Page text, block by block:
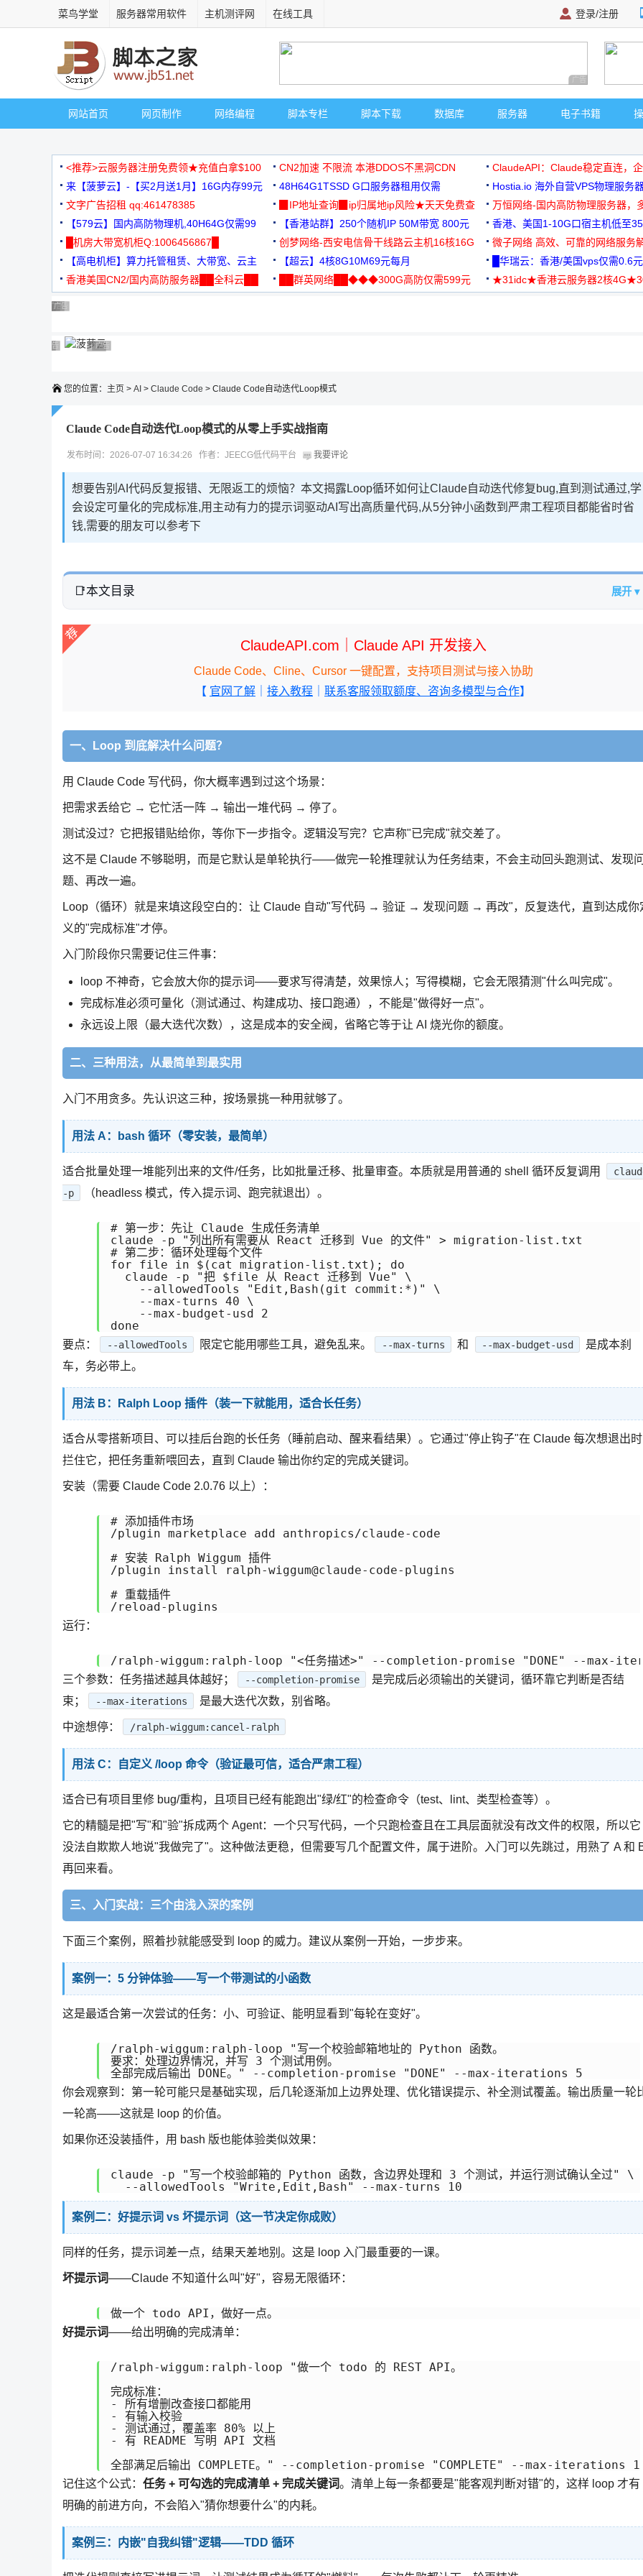
菜鸟学堂 服务器常用软件 主机测评网 在线工具 登录/注册
广告 商业广告，理
网站首页 网页制作 网络编程 脚本专栏 脚本下载 数据库 服务器 电子书籍
<推荐>云服务器注册免费领★充值白拿$100 CN2加速 不限流 本港DDOS不黑洞CDN
ClaudeAPI：Claude稳定直连，
来【菠萝云】-【买2月送1月】16G内存99元
48H64G1TSSD G口服务器租用仅需
3000+可免费测试
Hostia.io 海外自营VPS物理服务
文字广告招租 qq:461478385
▉IP地址查询▉ip归属地ip风险★天天免费查
万恒网络-国内高防物理服务器，
99元/月起
【579云】国内高防物理机,40H64G仅需99
元
【香港站群】250个随机IP 50M带宽 800元
香港、美国1-10G口宿主机低至
█机房大带宽机柜Q:1006456867█
创梦网络-西安电信骨干线路云主机16核16G
88元/月
微子网络 高效、可靠的网络服务
【高电机柜】算力托管租赁、大带宽、云主
机
【超云】4核8G10M69元每月
█华瑞云：香港/美国vps仅需0.6
香港美国CN2/国内高防服务器██全科云██
██群英网络██◆◆◆300G高防仅需599元
★31idc★香港云服务器2核
广告 商业广告，理性选择
广告 商业广告，理性选择
广告 商业广告，理性选择
广告 商业广告，理性选择
广告 商业广告，理性选择
广告 商业广告，理性选择
广告 商业广告，理性选择
广告 商业广告，理性选择广告 商业广告，理性选择
广告 商业广告，理性选择
您的位置： 主页 > AI > Claude Code > Claude Code自动迭代Loop模式
Claude Code自动迭代Loop模式的从零上手实战指南
发布时间：2026-07-07 16:34:26 作者：JEECG低代码平台 我要评论
想要告别AI代码反复报错、无限返工的烦恼？本文揭露Loop循环如何让Claude自动迭代修复bug,直到测试通过,学
会设定可量化的完成标准,用主动有力的提示词驱动AI写出高质量代码,从5分钟小函数到严肃工程项目都能省时省
钱,需要的朋友可以参考下
本文目录 展开 ▾
ClaudeAPI.com｜Claude API 开发接入
Claude Code、Cline、Cursor 一键配置，支持项目测试与接入协助
【 官网了解 接入教程 联系客服领取额度、咨询多模型与合作】
一、Loop 到底解决什么问题？
用 Claude Code 写代码，你大概率遇到过这个场景：
把需求丢给它 → 它忙活一阵 → 输出一堆代码 → 停了。
测试没过？它把报错贴给你，等你下一步指令。逻辑没写完？它声称"已完成"就交差了。
这不是 Claude 不够聪明，而是它默认是单轮执行——做完一轮推理就认为任务结束，不会主动回头跑测试、发现
题、再改一遍。
Loop（循环）就是来填这段空白的：让 Claude 自动"写代码 → 验证 → 发现问题 → 再改"，反复迭代，直到达成你
义的"完成标准"才停。
入门阶段你只需要记住三件事：
loop 不神奇，它会放大你的提示词——要求写得清楚，效果惊人；写得模糊，它会无限猜测"什么叫完成"。
完成标准必须可量化（测试通过、构建成功、接口跑通），不能是"做得好一点"。
永远设上限（最大迭代次数），这是成本的安全阀，省略它等于让 AI 烧光你的额度。
二、三种用法，从最简单到最实用
入门不用贪多。先认识这三种，按场景挑一种用就够了。
用法 A：bash 循环（零安装，最简单）
适合批量处理一堆能列出来的文件/任务，比如批量迁移、批量审查。本质就是用普通的 shell 循环反复调用
-p
（headless 模式，传入提示词、跑完就退出）。
# 第一步：先让 Claude 生成任务清单
claude -p "列出所有需要从 React 迁移到 Vue 的文件" > migration-list.txt
# 第二步：循环处理每个文件
for file in $(cat migration-list.txt); do
  claude -p "把 $file 从 React 迁移到 Vue" \
    --allowedTools "Edit,Bash(git commit:*)" \
    --max-turns 40 \
    --max-budget-usd 2
done
要点： --allowedTools 限定它能用哪些工具，避免乱来。 --max-turns 和 --max-budget-usd
是成本刹
车，务必带上。
用法 B：Ralph Loop 插件（装一下就能用，适合长任务）
适合从零搭新项目、可以挂后台跑的长任务（睡前启动、醒来看结果）。它通过"停止钩子"在 Claude 每次想退出时
拦住它，把任务重新喂回去，直到 Claude 输出你约定的完成关键词。
安装（需要 Claude Code 2.0.76 以上）：
# 添加插件市场
/plugin marketplace add anthropics/claude-code
# 安装 Ralph Wiggum 插件
/plugin install ralph-wiggum@claude-code-plugins
# 重载插件
运行：
三个参数：任务描述越具体越好； --completion-promise
是完成后必须输出的关键词，循环靠它判断是否结
束；
--max-iterations 是最大迭代次数，别省略。
中途想停： /ralph-wiggum:cancel-ralph
用法 C：自定义 /loop 命令（验证最可信，适合严肃工程）
适合已有项目里修 bug/重构，且项目已经有能跑出"绿/红"的检查命令（test、lint、类型检查等）。
它的精髓是把"写"和"验"拆成两个 Agent：一个只写代码，一个只跑检查且在工具层面就没有改文件的权限，所以它
没法自欺欺人地说"我做完了"。这种做法更稳，但需要写几个配置文件，属于进阶。入门可以先跳过，用熟了 A 和
再回来看。
三、入门实战：三个由浅入深的案例
下面三个案例，照着抄就能感受到 loop 的威力。建议从案例一开始，一步步来。
案例一：5 分钟体验——写一个带测试的小函数
这是最适合第一次尝试的任务：小、可验证、能明显看到"每轮在变好"。
/ralph-wiggum:ralph-loop "写一个校验邮箱地址的 Python 函数。
要求：处理边界情况，并写 3 个测试用例。
你会观察到：第一轮可能只是基础实现，后几轮逐渐加上边界处理、优化错误提示、补全测试覆盖。输出质量一轮
一轮高——这就是 loop 的价值。
如果你还没装插件，用 bash 版也能体验类似效果：
claude -p "写一个校验邮箱的 Python 函数，含边界处理和 3 个测试，并运行测试确认全过" \
案例二：好提示词 vs 坏提示词（这一节决定你成败）
同样的任务，提示词差一点，结果天差地别。这是 loop 入门最重要的一课。
坏提示词——Claude 不知道什么叫"好"，容易无限循环：
好提示词——给出明确的完成清单：
/ralph-wiggum:ralph-loop "做一个 todo 的 REST API。
完成标准：
- 所有增删改查接口都能用
- 有输入校验
- 测试通过，覆盖率 80% 以上
- 有 README 写明 API 文档
记住这个公式： 任务 + 可勾选的完成清单 + 完成关键词。清单上每一条都要是"能客观判断对错"的，这样 loop 才有
明确的前进方向，不会陷入"猜你想要什么"的内耗。
案例三：内嵌"自我纠错"逻辑——TDD 循环